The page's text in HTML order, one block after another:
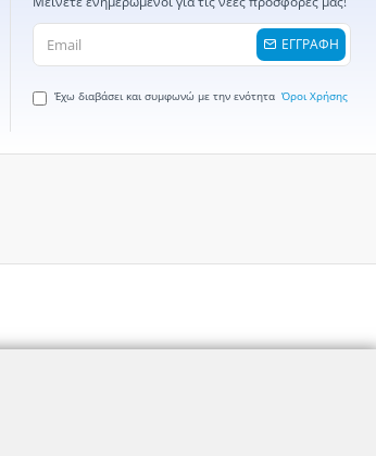
ΕΓΓΡΑΦΗ
Έχω διαβάσει και συμφωνώ με την ενότητα Όροι Χρήσης